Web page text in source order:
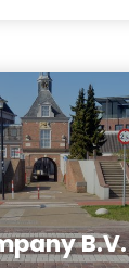
B.V.